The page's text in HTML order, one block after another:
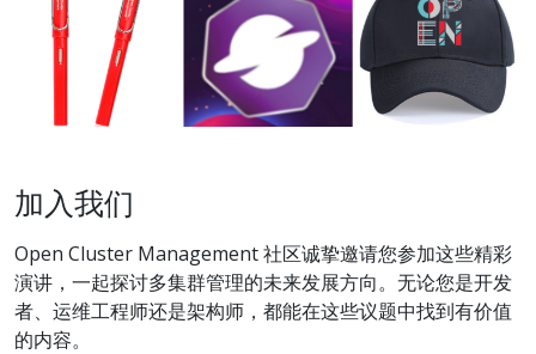
加入我们
Open Cluster Management 社区诚挚邀请您参加这些精彩
演讲，一起探讨多集群管理的未来发展方向。无论您是开发
者、运维工程师还是架构师，都能在这些议题中找到有价值
的内容。